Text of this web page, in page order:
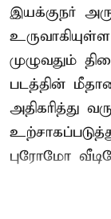
இயக்குநர்
முழுவதும்
படத்தின்
அதிகரித்து
புரோமோ